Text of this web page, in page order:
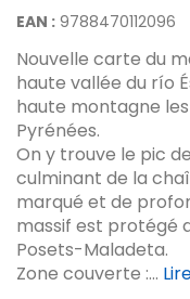
EAN : 9788470112096
Nouvelle carte du
haute vallée du río
haute montagne
Pyrénées.
On y trouve le pic
culminant de la
marqué et de
massif est protégé
Posets-Maladeta.
Zone couverte :...